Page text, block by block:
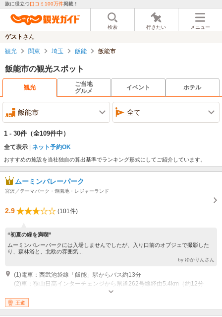
旅に役立つ口コミ100万件掲載！
検索 行きたい メニュー
ゲスト さん
観光 関東 埼玉 飯能 飯能市
飯能市の観光スポット
観光
ご当地
グルメ
イベント ホテル
飯能市 全て
1 - 30件 （全109件中）
全て表示 ネット予約OK
おすすめの施設を当社独自の算出基準でランキング形式にしてご紹介しています。
ムーミンバレーパーク
宮沢／テーマパーク・遊園地・レジャーランド
2.9 (101件)
“初夏の緑を満喫”
ムーミンバレーパークには入場しませんでしたが、入り口前のオブジェで撮影した
り、森林浴と、北欧の雰囲気...
by ゆかりんさん
(1)電車：西武池袋線「飯能」駅からバス約13分
(2)車：狭山日高インターチェンジから県道262号線経由5.4km（約12分
開園時間：平日 10：00～17：00 土日祝 10：00～18：00 ※イ
ベント等により変動あり
王道